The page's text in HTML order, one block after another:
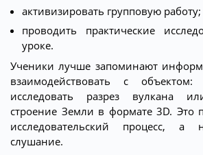
активизировать групповую работу;
проводить практические
уроке.
Ученики лучше запоминают
взаимодействовать с объектом:
исследовать разрез вулкана
строение Земли в формате 3D. Это
исследовательский процесс,
слушание.